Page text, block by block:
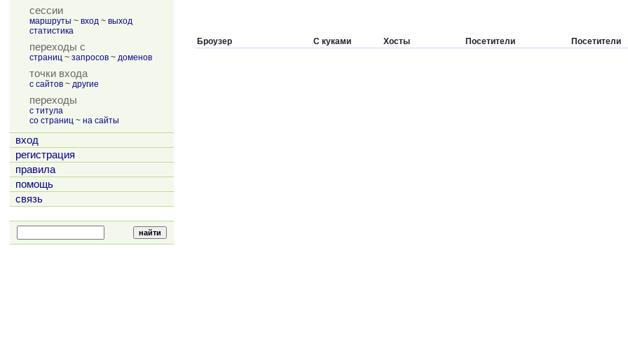
сессии
маршруты ~ вход ~ выход
статистика
переходы с
страниц ~ запросов ~ доменов
точки входа
с сайтов ~ другие
переходы
с титула
со страниц ~ на сайты
вход
регистрация
правила
помощь
связь
Броузер С куками Хосты Посетители Посетители